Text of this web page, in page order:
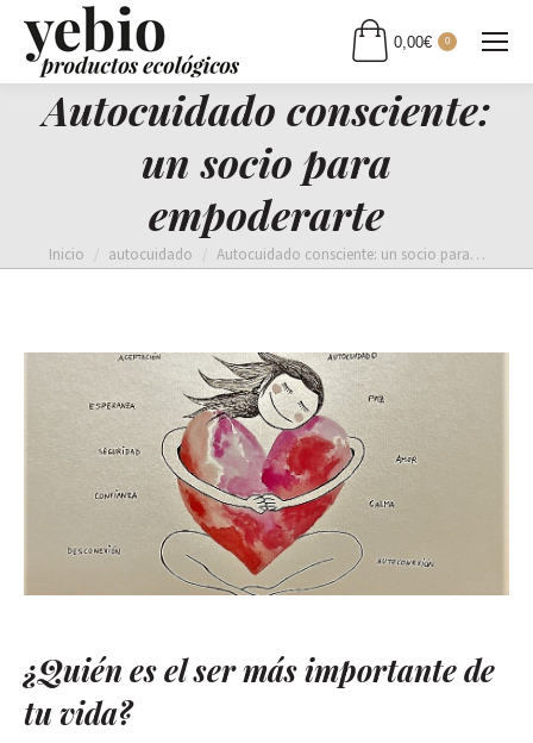
0,00€ 0
Autocuidado consciente:
un socio para
empoderarte
Estás aquí:
Inicio autocuidado Autocuidado consciente: un socio para…
¿Quién es el ser más importante de
tu vida?